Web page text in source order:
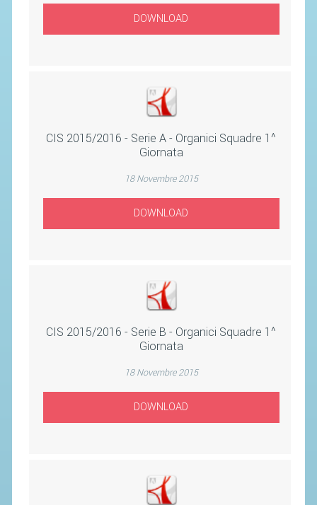
DOWNLOAD
CIS 2015/2016 - Serie A - Organici Squadre 1^
Giornata
18 Novembre 2015
DOWNLOAD
CIS 2015/2016 - Serie B - Organici Squadre 1^
Giornata
18 Novembre 2015
DOWNLOAD
AVVISI E BANDI
CIRCOLARI
RICHIESTA PATROCINIO
GIUSTIZIA FEDERALE
REGOLAMENTI
ORGANI DI GIUSTIZIA FEDERALE
STAFF TECNICO
CTF – PALABADMINTON
ATLETI D'INTERESSE NAZIONALE
SCHEDE ATLETI
VOLA CON NOI
CENTRI TECNICI TERRITORIALI
TESSERAMENTO